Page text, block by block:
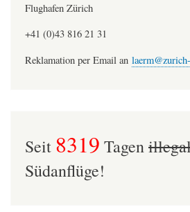
Flughafen Zürich
+41 (0)43 816 21 31
Reklamation per Email an
Seit 8319 Tagen
Südanflüge!